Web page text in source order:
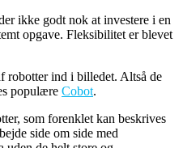
ikke godt nok at investere i en
opgave. Fleksibilitet er blevet
robotter ind i billedet. Altså de
populære Cobot.
som forenklet kan beskrives
side om side med